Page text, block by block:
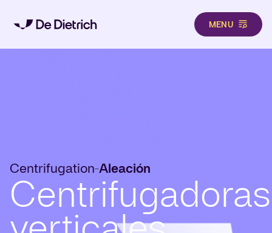
MENU
Centrifugation-Aleación
Centrifugadoras